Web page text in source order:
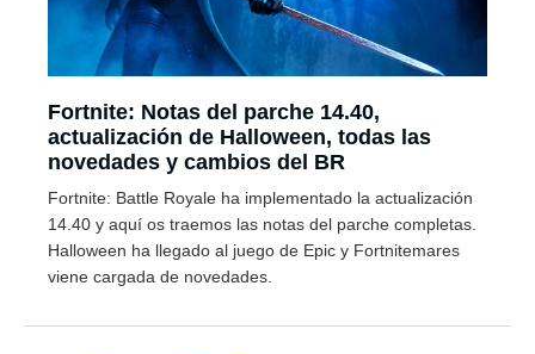
Fortnite: Notas del parche 14.40,
actualización de Halloween, todas las
novedades y cambios del BR
Fortnite: Battle Royale ha implementado la actualización
14.40 y aquí os traemos las notas del parche completas.
Halloween ha llegado al juego de Epic y Fortnitemares
viene cargada de novedades.